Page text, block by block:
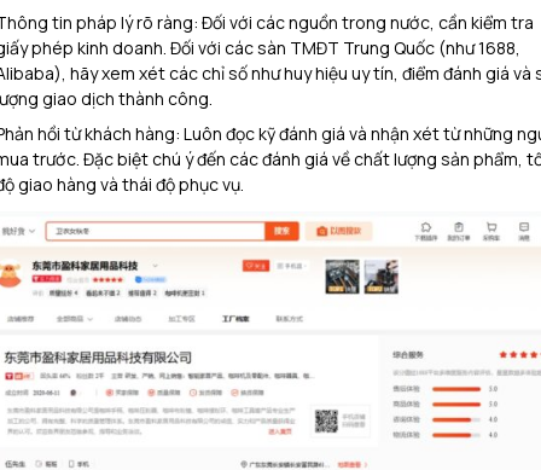
tin pháp lý rõ ràng: Đối với các nguồn trong nước, cần kiểm tra
phép kinh doanh. Đối với các sàn TMĐT Trung Quốc (như 1688,
hãy xem xét các chỉ số như huy hiệu uy tín, điểm đánh giá và
giao dịch thành công.
hồi từ khách hàng: Luôn đọc kỹ đánh giá và nhận xét từ những
trước. Đặc biệt chú ý đến các đánh giá về chất lượng sản phẩm,
giao hàng và thái độ phục vụ.